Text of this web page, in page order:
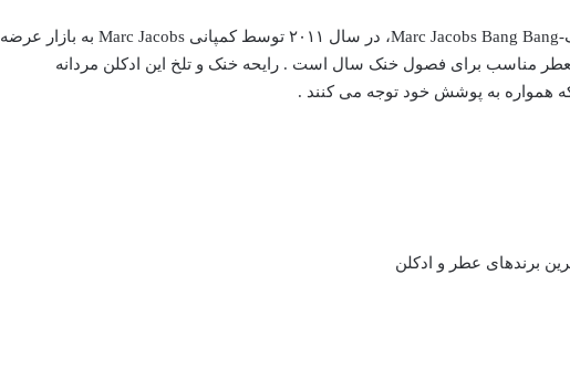
عطر ادکلن مارک جاکوبز بنگ بنگ-Marc Jacobs Bang Bang، در سال ۲۰۱۱ توسط کمپانی Marc Jacobs به بازار عرضه
مناسب برای فصول خنک سال است . رایحه خنک و تلخ این ادکلن مردانه
همواره به پوشش خود توجه می کنند .
برندهای عطر و ادکلن